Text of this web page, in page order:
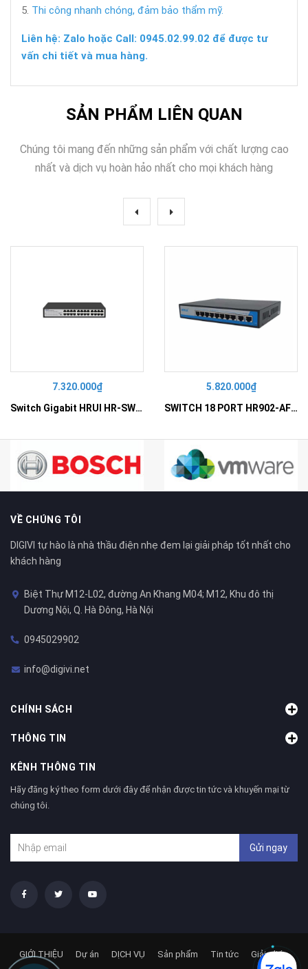
Thi công nhanh chóng, đảm bảo thẩm mỹ.
Liên hệ: Zalo hoặc Call: 0945.02.99.02 để được tư
vấn chi tiết và mua hàng.
SẢN PHẨM LIÊN QUAN
Chúng tôi mang đến những sản phẩm với chất lượng cao
nhất và dịch vụ hoàn hảo nhất cho mọi khách hàng
7.320.000₫
Switch Gigabit HRUI HR-SWG10240D
5.820.000₫
SWITCH 18 PORT HR902-AF162G-300 – Switch PoE 16 Cổng
VỀ CHÚNG TÔI
DIGIVI tự hào là nhà thầu điện nhẹ đem lại giải pháp tốt nhất cho
khách hàng
Biệt Thự M12-L02, đường An Khang M04; M12, Khu đô thị
Dương Nội, Q. Hà Đông, Hà Nội
0945029902
info@digivi.net
CHÍNH SÁCH
THÔNG TIN
KÊNH THÔNG TIN
Hãy đăng ký theo form dưới đây để nhận được tin tức và khuyến mại từ
chúng tôi.
Gửi ngay
GIỚI THIỆU Dự án DỊCH VỤ Sản phẩm Tin tức Giải pháp